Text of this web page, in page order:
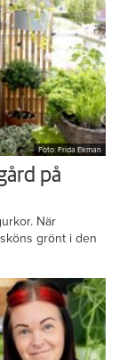
Foto: Frida Ekman
på
När
grönt i den